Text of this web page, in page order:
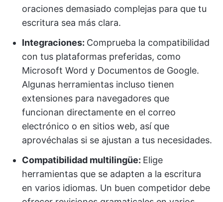
oraciones demasiado complejas para que tu
escritura sea más clara.
Integraciones: Comprueba la compatibilidad
con tus plataformas preferidas, como
Microsoft Word y Documentos de Google.
Algunas herramientas incluso tienen
extensiones para navegadores que
funcionan directamente en el correo
electrónico o en sitios web, así que
aprovéchalas si se ajustan a tus necesidades.
Compatibilidad multilingüe: Elige
herramientas que se adapten a la escritura
en varios idiomas. Un buen competidor debe